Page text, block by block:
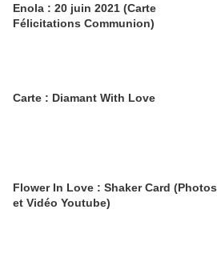
Enola : 20 juin 2021 (Carte
Félicitations Communion)
Carte : Diamant With Love
Flower In Love : Shaker Card (Photos
et Vidéo Youtube)